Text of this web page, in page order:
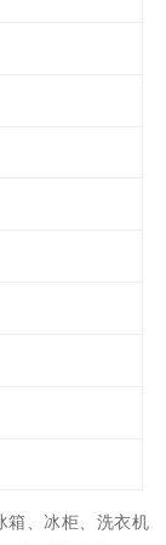
箱、冰柜、洗衣机